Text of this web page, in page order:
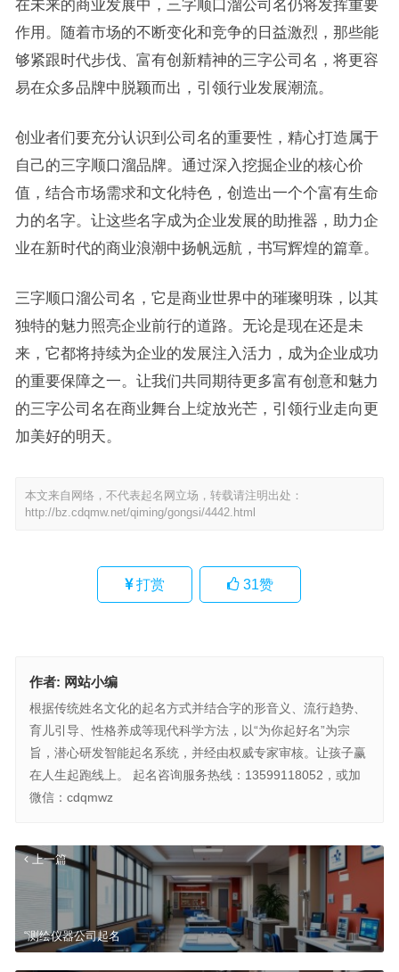
在未来的商业发展中，三字顺口溜公司名仍将发挥重要
作用。随着市场的不断变化和竞争的日益激烈，那些能
够紧跟时代步伐、富有创新精神的三字公司名，将更容
易在众多品牌中脱颖而出，引领行业发展潮流。
创业者们要充分认识到公司名的重要性，精心打造属于
自己的三字顺口溜品牌。通过深入挖掘企业的核心价
值，结合市场需求和文化特色，创造出一个个富有生命
力的名字。让这些名字成为企业发展的助推器，助力企
业在新时代的商业浪潮中扬帆远航，书写辉煌的篇章。
三字顺口溜公司名，它是商业世界中的璀璨明珠，以其
独特的魅力照亮企业前行的道路。无论是现在还是未
来，它都将持续为企业的发展注入活力，成为企业成功
的重要保障之一。让我们共同期待更多富有创意和魅力
的三字公司名在商业舞台上绽放光芒，引领行业走向更
加美好的明天。
本文来自网络，不代表起名网立场，转载请注明出处：
http://bz.cdqmw.net/qiming/gongsi/4442.html
打赏 31赞
作者: 网站小编
根据传统姓名文化的起名方式并结合字的形音义、流行趋势、
育儿引导、性格养成等现代科学方法，以“为你起好名”为宗
旨，潜心研发智能起名系统，并经由权威专家审核。让孩子赢
在人生起跑线上。 起名咨询服务热线：13599118052，或加
微信：cdqmwz
上一篇
“测绘仪器公司起名